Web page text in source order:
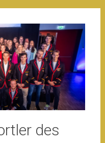
des